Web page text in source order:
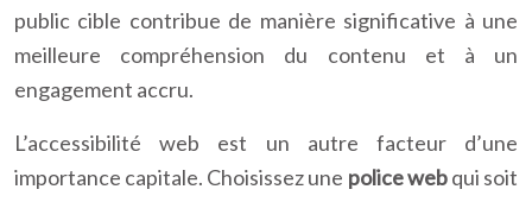
public cible contribue de manière significative à une
meilleure compréhension du contenu et à un
engagement accru.
L’accessibilité web est un autre facteur d’une
importance capitale. Choisissez une police webqui soit